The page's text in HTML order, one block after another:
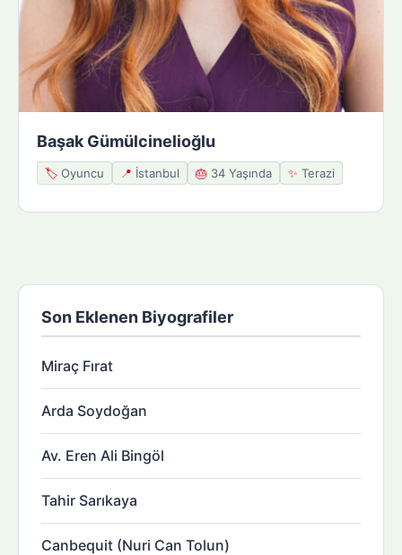
Başak Gümülcinelioğlu
🏷️ Oyuncu 📍 İstanbul 🎂 34 Yaşında ✨ Terazi
Son Eklenen Biyografiler
Miraç Fırat
Arda Soydoğan
Av. Eren Ali Bingöl
Tahir Sarıkaya
Canbequit (Nuri Can Tolun)